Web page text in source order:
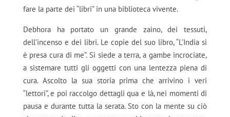
fare la parte dei “libri” in una biblioteca vivente.
Debhora ha portato un grande zaino, dei tessuti,
dell’incenso e dei libri. Le copie del suo libro, “L’India si
è presa cura di me”. Si siede a terra, a gambe incrociate,
a sistemare tutti gli oggetti con una lentezza piena di
cura. Ascolto la sua storia prima che arrivino i veri
“lettori”, e poi raccolgo dettagli qua e là, nei momenti di
pausa e durante tutta la serata. Sto con la mente su ciò